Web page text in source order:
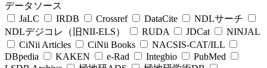
データソース
JaLC
IRDB Crossref DataCite
NDLサーチ
NDLデジコレ（旧NII-ELS）
RUDA JDCat
NINJAL
CiNii Articles
CiNii Books
NACSIS-CAT/ILL
DBpedia
KAKEN e-Rad Integbio
PubMed